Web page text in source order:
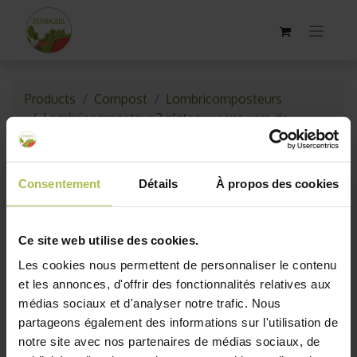
Consentement Détails À propos des cookies
Ce site web utilise des cookies.
Les cookies nous permettent de personnaliser le contenu
et les annonces, d'offrir des fonctionnalités relatives aux
médias sociaux et d'analyser notre trafic. Nous
partageons également des informations sur l'utilisation de
notre site avec nos partenaires de médias sociaux, de
Products Compost
Lombricomposteurs
Lombricomposteur 3 plateaux sans vers de
compost